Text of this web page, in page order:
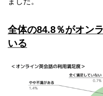
全体の84.8％がオン
いる